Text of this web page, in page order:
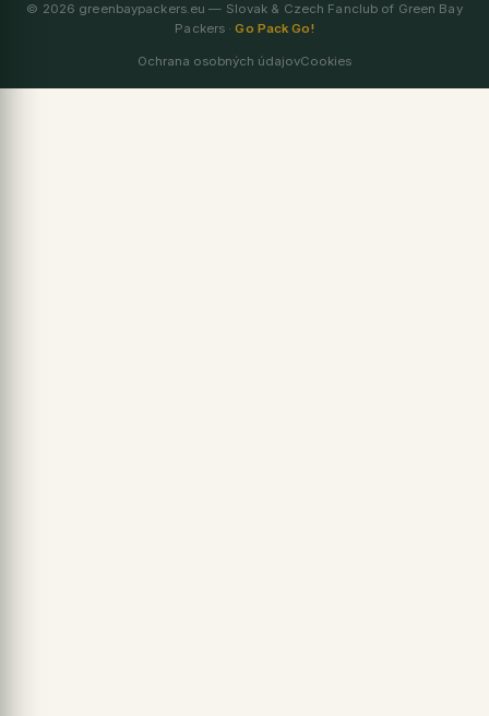
© 2026 greenbaypackers.eu — Slovak & Czech Fanclub of Green Bay
Packers ·Go Pack Go!
Ochrana osobných údajovCookies